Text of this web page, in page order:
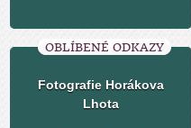
OBLÍBENÉ ODKAZY
Fotografie Horákova
Lhota